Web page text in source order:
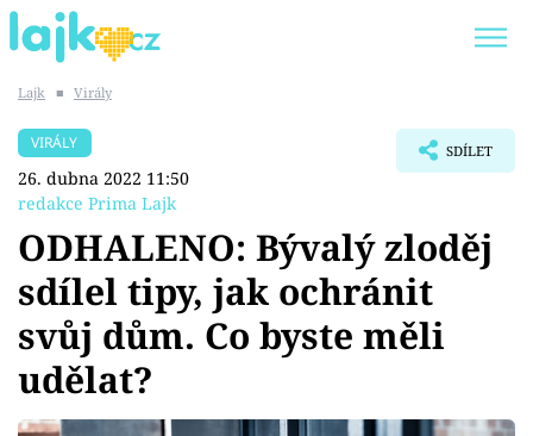
SHOPAHOLICADEL
Témata
Showbyznys
Youtubeři
Lajk ■ Virály
VIRÁLY
26. dubna 2022 11:50
redakce Prima Lajk
SDÍLET
ODHALENO: Bývalý zloděj
sdílel tipy, jak ochránit
svůj dům. Co byste měli
udělat?